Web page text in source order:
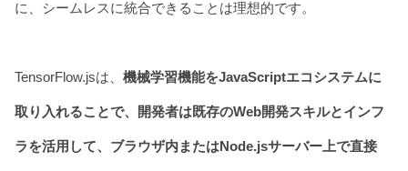
に、シームレスに統合できることは理想的です。
TensorFlow.jsは、 機械学習機能をJavaScriptエコシステムに
取り入れることで、開発者は既存のWeb開発スキルとインフ
ラを活用して、ブラウザ内またはNode.jsサーバー上で直接